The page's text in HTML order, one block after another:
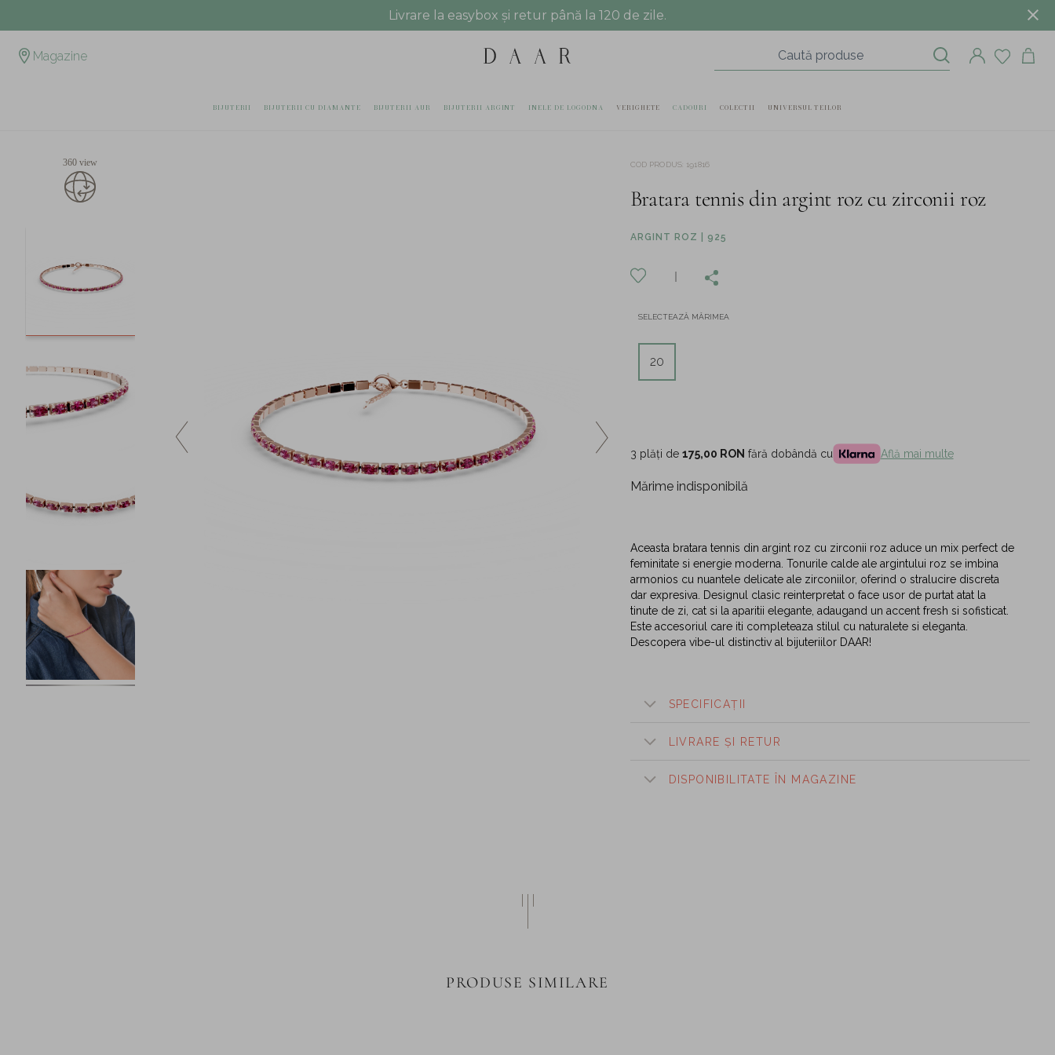
Livrare la easybox și retur până la 120 de zile.
Magazine
BIJUTERII BIJUTERII CU DIAMANTE BIJUTERII AUR BIJUTERII ARGINT INELE DE LOGODNA VERIGHETE CADOURI COLECTII UNIVERSUL TEILOR
360 view COD PRODUS: 191816
Bratara tennis din argint roz cu zirconii roz
ARGINT ROZ | 925
SELECTEAZĂ MĂRIMEA
20
3 plăți de 175,00 RON fără dobândă cu Află mai multe
Mărime indisponibilă
Aceasta bratara tennis din argint roz cu zirconii roz aduce un mix perfect de
feminitate si energie moderna. Tonurile calde ale argintului roz se imbina
armonios cu nuantele delicate ale zirconiilor, oferind o stralucire discreta
dar expresiva. Designul clasic reinterpretat o face usor de purtat atat la
tinute de zi, cat si la aparitii elegante, adaugand un accent fresh si sofisticat.
Este accesoriul care iti completeaza stilul cu naturalete si eleganta.
Descopera vibe-ul distinctiv al bijuteriilor DAAR!
SPECIFICAȚII
LIVRARE ȘI RETUR
DISPONIBILITATE ÎN MAGAZINE
PRODUSE SIMILARE